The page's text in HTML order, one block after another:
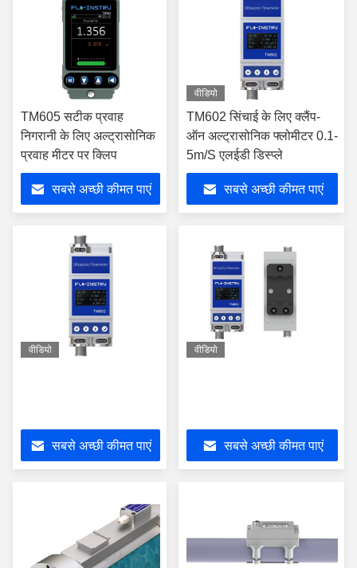
TM605 सटीक प्रवाह
निगरानी के लिए अल्ट्रासोनिक
प्रवाह मीटर पर क्लिप
सबसे अच्छी कीमत पाएं
वीडियो
TM602 सिंचाई के लिए क्लैंप-
ऑन अल्ट्रासोनिक फ्लोमीटर 0.1-
5m/S एलईडी डिस्प्ले
सबसे अच्छी कीमत पाएं
वीडियो
सबसे अच्छी कीमत पाएं
वीडियो
सबसे अच्छी कीमत पाएं